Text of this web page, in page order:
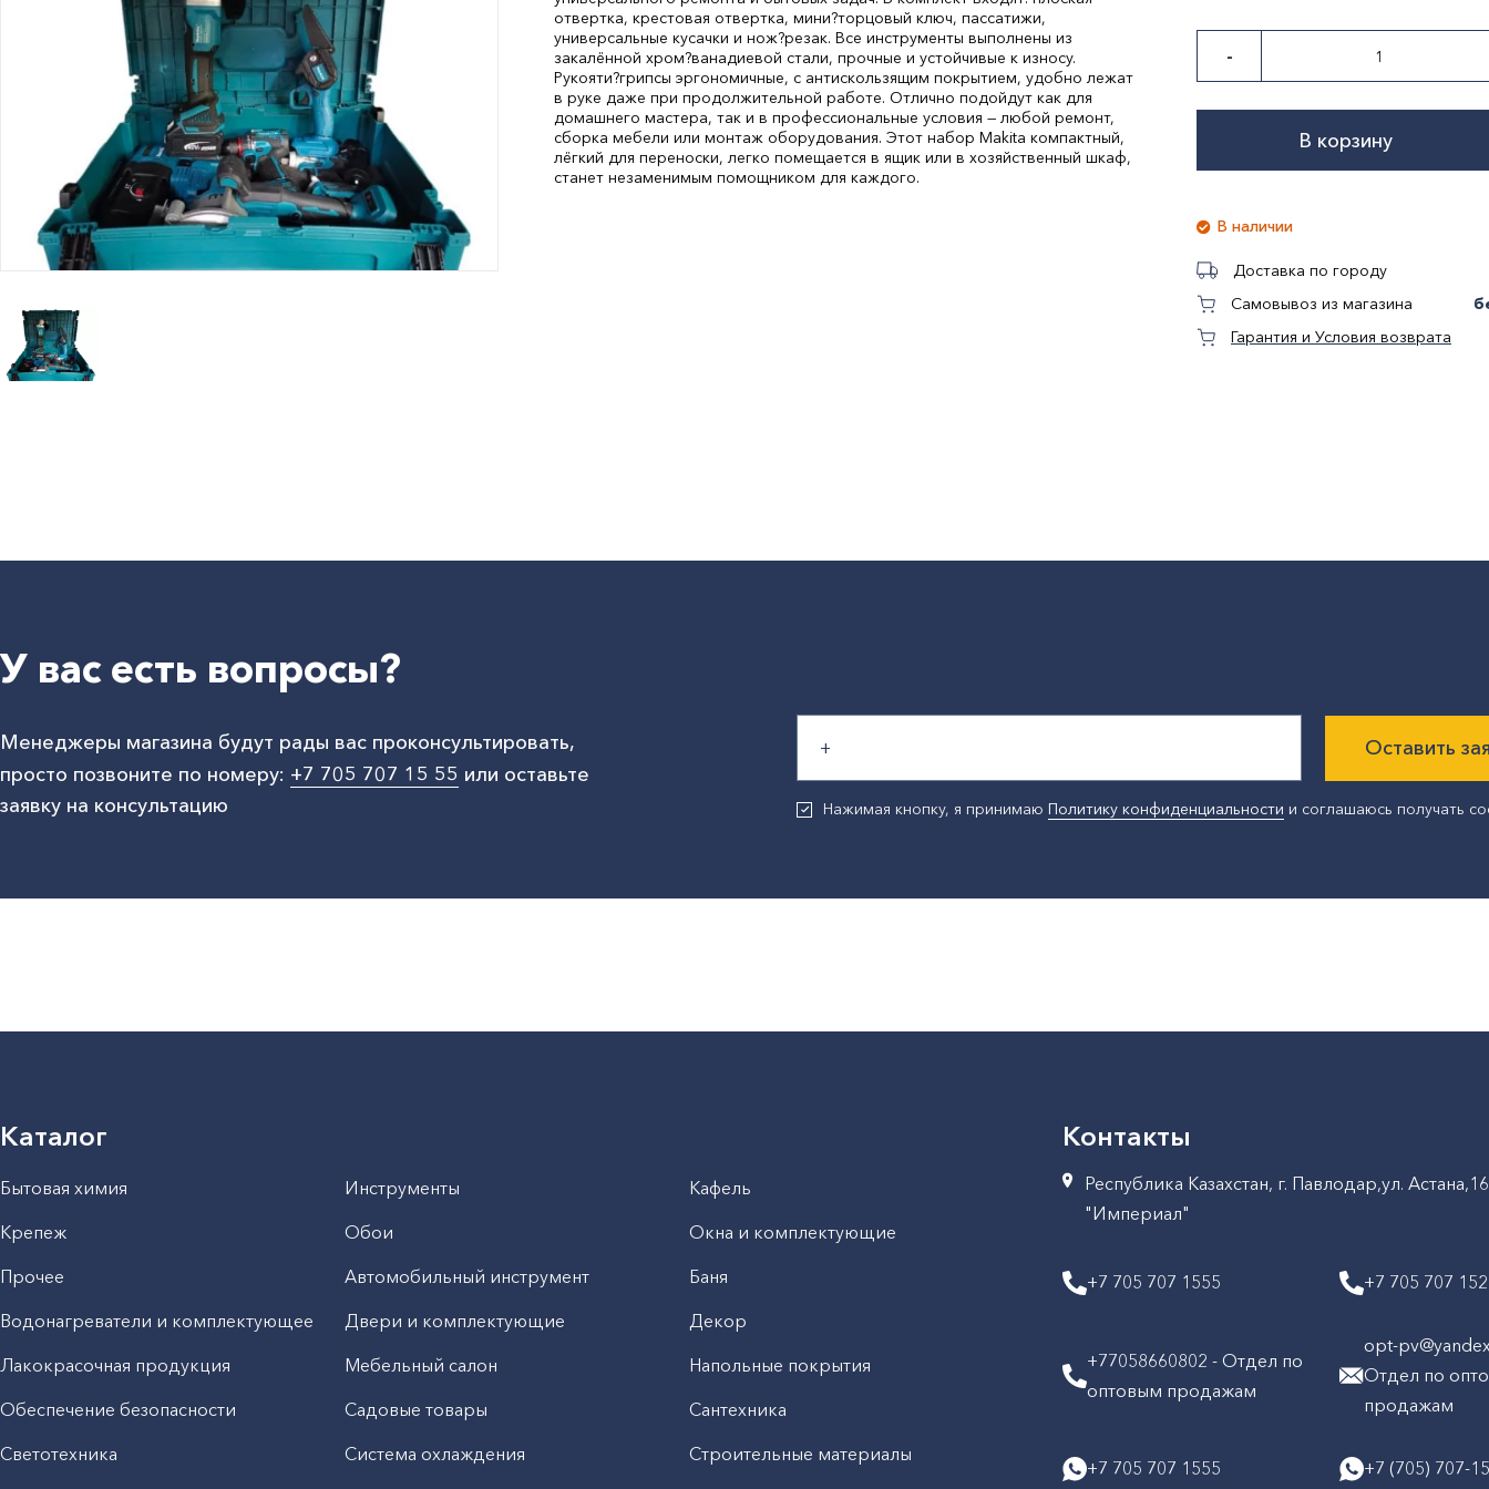
Юридическим
лицам
Часто
задаваемые
вопросы
отвертка, крестовая отвертка, мини?торцовый ключ, пассатижи,
универсальные кусачки и нож?резак. Все инструменты выполнены из
закалённой хром?ванадиевой стали, прочные и устойчивые к износу.
Рукояти?грипсы эргономичные, с антискользящим покрытием, удобно лежат
в руке даже при продолжительной работе. Отлично подойдут как для
домашнего мастера, так и в профессиональные условия — любой ремонт,
сборка мебели или монтаж оборудования. Этот набор Makita компактный,
лёгкий для переноски, легко помещается в ящик или в хозяйственный шкаф,
станет незаменимым помощником для каждого.
-
В корзину
В наличии
Доставка по городу
Самовывоз из магазина
Гарантия и Условия возврата
У вас есть вопросы?
Менеджеры магазина будут рады вас проконсультировать,
просто позвоните по номеру: +7 705 707 15 55 или оставьте
заявку на консультацию
Оставить
Нажимая кнопку, я принимаюПолитику конфиденциальности и соглашаюсь получать
Каталог
Бытовая химия Инструменты
Кафель
Крепеж
Обои
Окна и комплектующие
Прочее
Автомобильный инструмент
Баня
Водонагреватели и комплектующее
Двери и комплектующие
Декор
Лакокрасочная продукция
Мебельный салон
Напольные покрытия
Обеспечение безопасности
Садовые товары
Сантехника
Светотехника
Система охлаждения
Строительные материалы
Контакты
Республика Казахстан, г. Павлодар,ул.
"Империал"
+7 705 707 1555 +7 705 707
+77058660802 - Отдел по
оптовым продажам
opt-
Отдел по
продажам
+7 705 707 1555 +7 (705) 707-